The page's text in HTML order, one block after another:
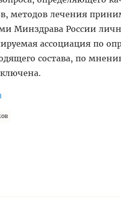
методов лечения
Минздрава России
ассоциация по
состава, по